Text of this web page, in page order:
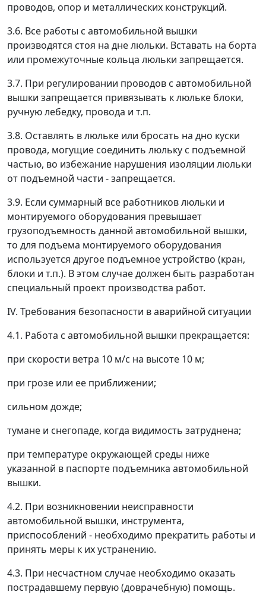
проводов, опор и металлических конструкций.
3.6. Все работы с автомобильной вышки
производятся стоя на дне люльки. Вставать на борта
или промежуточные кольца люльки запрещается.
3.7. При регулировании проводов с автомобильной
вышки запрещается привязывать к люльке блоки,
ручную лебедку, провода и т.п.
3.8. Оставлять в люльке или бросать на дно куски
провода, могущие соединить люльку с подъемной
частью, во избежание нарушения изоляции люльки
от подъемной части - запрещается.
3.9. Если суммарный все работников люльки и
монтируемого оборудования превышает
грузоподъемность данной автомобильной вышки,
то для подъема монтируемого оборудования
используется другое подъемное устройство (кран,
блоки и т.п.). В этом случае должен быть разработан
специальный проект производства работ.
IV. Требования безопасности в аварийной ситуации
4.1. Работа с автомобильной вышки прекращается:
при скорости ветра 10 м/с на высоте 10 м;
при грозе или ее приближении;
сильном дожде;
тумане и снегопаде, когда видимость затруднена;
при температуре окружающей среды ниже
указанной в паспорте подъемника автомобильной
вышки.
4.2. При возникновении неисправности
автомобильной вышки, инструмента,
приспособлений - необходимо прекратить работы и
принять меры к их устранению.
4.3. При несчастном случае необходимо оказать
пострадавшему первую (доврачебную) помощь.